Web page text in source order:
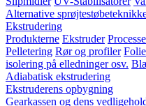
Alternative
Ekstrudering
Produkterne Ekstruder
Pelletering Rør og profiler Folie
isolering på elledninger osv.
Adiabatisk ekstrudering
Ekstruderens opbygning
Gearkassen og dens